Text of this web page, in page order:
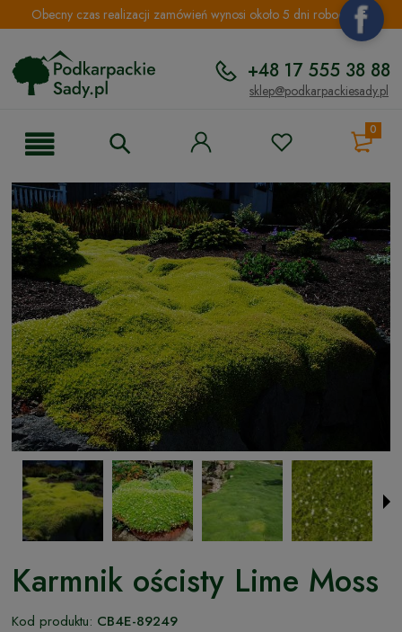
Obecny czas realizacji zamówień wynosi około 5 dni roboczych.
+48 17 555 38 88
sklep@podkarpackiesady.pl
0
Karmnik ościsty Lime Moss
Kod produktu: CB4E-89249